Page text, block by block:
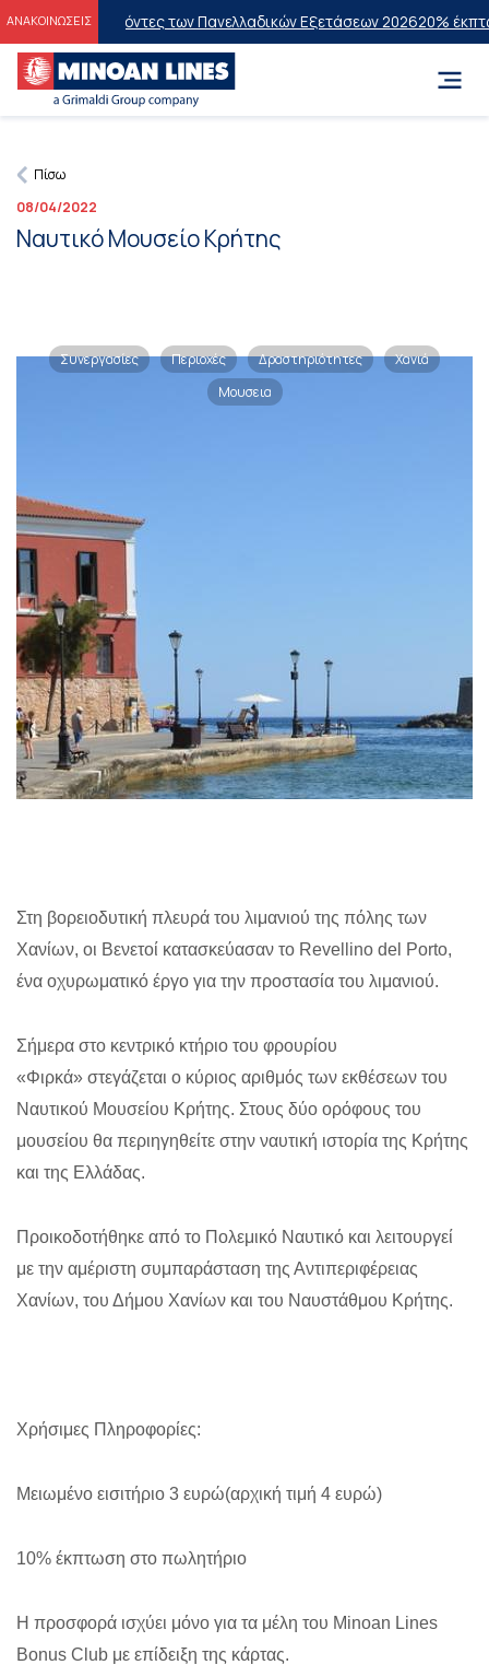
ΑΝΑΚΟΙΝΩΣΕΙΣ
στους Επιτυχόντες των Πανελλαδικών Εξετάσεων 202620% έκπτωση
Πίσω
08/04/2022
Ναυτικό Μουσείο Κρήτης
Συνεργασίες Περιοχές Δραστηριότητες
Χανιά
Μουσεια
Στη βορειοδυτική πλευρά του λιμανιού της πόλης των
Χανίων, οι Βενετοί κατασκεύασαν το Revellino del Porto,
ένα οχυρωματικό έργο για την προστασία του λιμανιού.
Σήμερα στο κεντρικό κτήριο του φρουρίου
«Φιρκά» στεγάζεται ο κύριος αριθμός των εκθέσεων του
Ναυτικού Μουσείου Κρήτης. Στους δύο ορόφους του
μουσείου θα περιηγηθείτε στην ναυτική ιστορία της Κρήτης
και της Ελλάδας.
Προικοδοτήθηκε από το Πολεμικό Ναυτικό και λειτουργεί
με την αμέριστη συμπαράσταση της Αντιπεριφέρειας
Χανίων, του Δήμου Χανίων και του Ναυστάθμου Κρήτης.
Χρήσιμες Πληροφορίες:
Μειωμένο εισιτήριο 3 ευρώ(αρχική τιμή 4 ευρώ)
10% έκπτωση στο πωλητήριο
Η προσφορά ισχύει μόνο για τα μέλη του Minoan Lines
Bonus Club με επίδειξη της κάρτας.